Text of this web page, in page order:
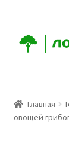
навигации
содержимому
О Компании
Главная
овощей